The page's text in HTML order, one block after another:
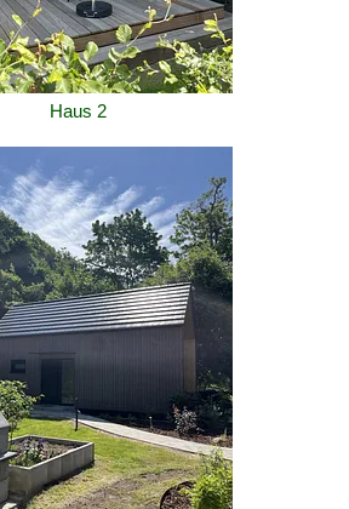
Haus 2